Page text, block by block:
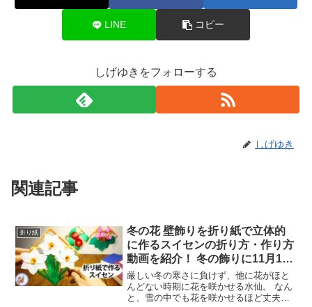
LINE コピー
しげゆきをフォローする
しげゆき
関連記事
折り紙
冬の花 壁飾りを折り紙で立体的
に作るスイセンの折り方・作り方
動画を紹介！ 冬の飾りに11月12
月くらいから咲き始める水仙を作
ってみてはいかがでしょう？【つ
くるモン】origami daffodils
厳しい冬の寒さに負けず、他に花がほと
んどない時期に花を咲かせる水仙。 なん
と、雪の中でも花を咲かせるほど丈夫な